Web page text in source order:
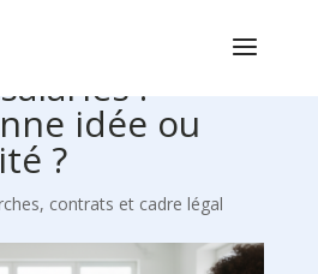
:
idée ou
?
contrats et cadre légal